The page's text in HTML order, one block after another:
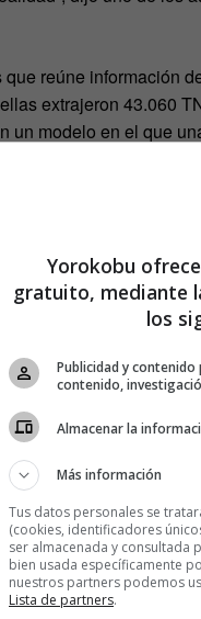
reúne información
extrajeron 43.060
un modelo en el que
del poder
cuya propiedad
una de ellas tiene
Yorokobu
gratuito, mediante
los
Publicidad y
contenido,
Almacenar la
Más información
Tus datos personales se
(cookies, identificadores
ser almacenada y consultada
bien usada específicamente
nuestros partners podemos
Lista de partners.